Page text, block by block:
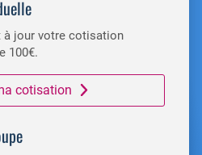
à jour votre cotisation
100€.
cotisation